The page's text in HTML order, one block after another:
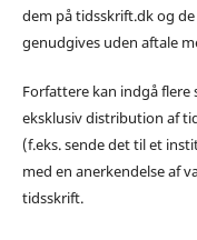
dem på tidsskrift.dk og
genudgives uden aftale
Forfattere kan indgå
eksklusiv distribution af
(f.eks. sende det til et
med en anerkendelse af
tidsskrift.